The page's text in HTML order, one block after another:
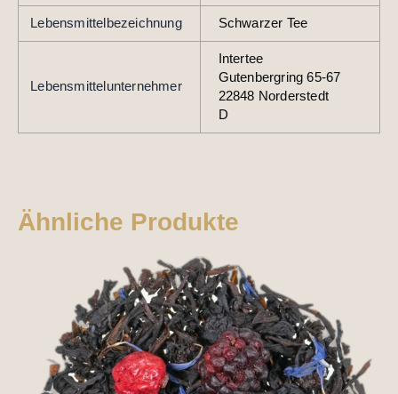
Lebensmittelbezeichnung Schwarzer Tee
Lebensmittelunternehmer
Intertee
Gutenbergring 65-67
22848 Norderstedt
D
Ähnliche Produkte
Dieses
Produkt
weist
mehrere
Varianten